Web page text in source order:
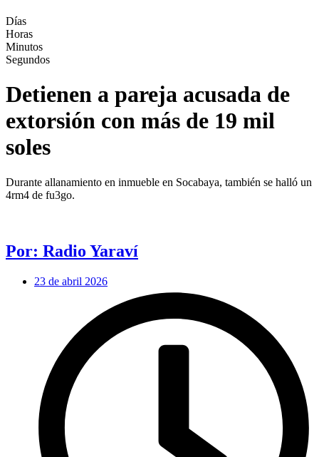
Días
Horas
Minutos
Segundos
Detienen a pareja acusada de
extorsión con más de 19 mil
soles
Durante allanamiento en inmueble en Socabaya, también se halló un
4rm4 de fu3go.
Por: Radio Yaraví
23 de abril 2026